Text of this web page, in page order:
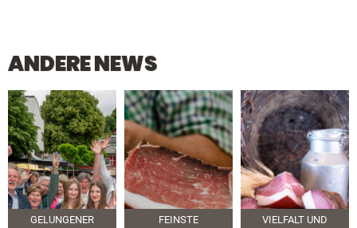
ANDERE NEWS
GELUNGENER
FEINSTE
VIELFALT UND